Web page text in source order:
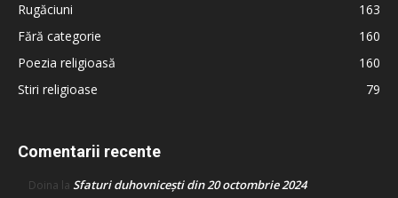
Rugăciuni
163
Fără categorie
160
Poezia religioasă
160
Stiri religioase
79
Comentarii recente
Doina la Sfaturi duhovnicești din 20 octombrie 2024